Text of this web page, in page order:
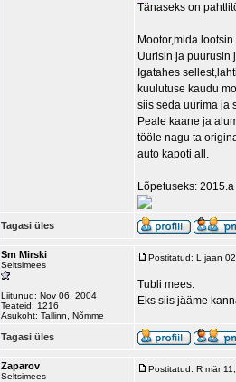
Tänaseks on
Mootor,mida
Uurisin ja puurusin
Igatahes
kuulutuse kaudu
siis seda uurima ja
Peale kaane ja
tööle nagu ta
auto kapoti all.
Lõpetuseks:
Tagasi üles
Sm Mirski
Seltsimees
Liitunud: Nov 06, 2004
Teateid: 1216
Asukoht: Tallinn, Nõmme
Postitatud: L jaan
Tubli mees.
Eks siis jääme
Tagasi üles
Zaparov
Seltsimees
Postitatud: R mär